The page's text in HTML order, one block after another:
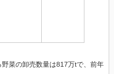
菜の卸売数量は817万tで、前年